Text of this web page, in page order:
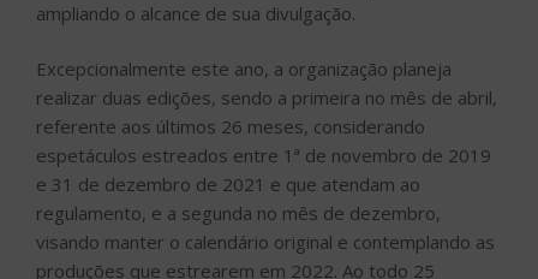
ampliando o alcance de sua divulgação.
Excepcionalmente este ano, a organização planeja
realizar duas edições, sendo a primeira no mês de abril,
referente aos últimos 26 meses, considerando
espetáculos estreados entre 1ª de novembro de 2019
e 31 de dezembro de 2021 e que atendam ao
regulamento, e a segunda no mês de dezembro,
visando manter o calendário original e contemplando as
produções que estrearem em 2022. Ao todo 25